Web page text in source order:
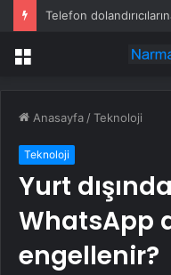
Telefon
Menü
Anasayfa /Teknoloji
Teknoloji
Yurt
WhatsApp
engellenir?